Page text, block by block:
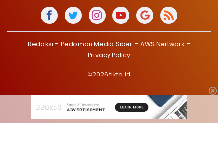
Redaksi Pedoman Media Siber
AWS Nertwork
Privacy Policy
©2026 tikta.id